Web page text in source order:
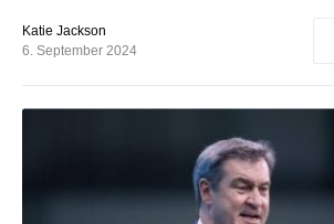
Katie Jackson
6. September 2024